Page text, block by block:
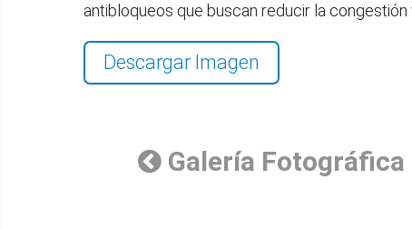
antibloqueos que buscan reducir la
Descargar Imagen
Galería Fotográfica